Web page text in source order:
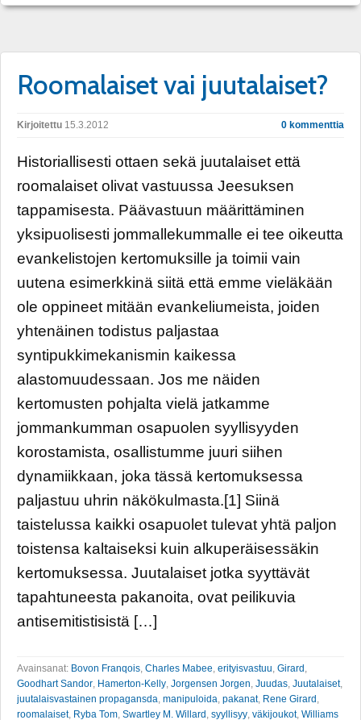
Roomalaiset vai juutalaiset?
Kirjoitettu 15.3.2012 0 kommenttia
Historiallisesti ottaen sekä juutalaiset että
roomalaiset olivat vastuussa Jeesuksen
tappamisesta. Päävastuun määrittäminen
yksipuolisesti jommallekummalle ei tee oikeutta
evankelistojen kertomuksille ja toimii vain
uutena esimerkkinä siitä että emme vieläkään
ole oppineet mitään evankeliumeista, joiden
yhtenäinen todistus paljastaa
syntipukkimekanismin kaikessa
alastomuudessaan. Jos me näiden
kertomusten pohjalta vielä jatkamme
jommankumman osapuolen syyllisyyden
korostamista, osallistumme juuri siihen
dynamiikkaan, joka tässä kertomuksessa
paljastuu uhrin näkökulmasta.[1] Siinä
taistelussa kaikki osapuolet tulevat yhtä paljon
toistensa kaltaiseksi kuin alkuperäisessäkin
kertomuksessa. Juutalaiset jotka syyttävät
tapahtuneesta pakanoita, ovat peilikuvia
antisemitistisistä […]
Avainsanat: Bovon Franqois, Charles Mabee, erityisvastuu, Girard ,
Goodhart Sandor, Hamerton-Kelly, Jorgensen Jorgen, Juudas, Juutalaiset,
juutalaisvastainen propagansda, manipuloida, pakanat, Rene Girard ,
roomalaiset, Ryba Tom, Swartley M. Willard , syyllisyy, väkijoukot, Williams